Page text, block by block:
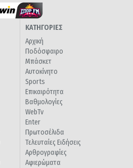
ΚΑΤΗΓΟΡΙΕΣ
Αρχική
Ποδόσφαιρο
Μπάσκετ
Αυτοκίνητο
Sports
Επικαιρότητα
Βαθμολογίες
WebTv
Enter
Πρωτοσέλιδα
Τελευταίες Ειδήσεις
Αρθρογραφίες
Αφιερώματα